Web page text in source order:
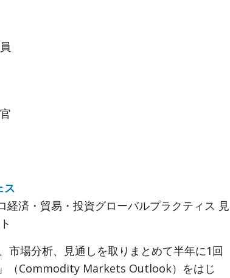
ス
経済・貿易・投資グローバルプラクティス 見
市場分析、見通しを取りまとめて半年に1回
（Commodity Markets Outlook）をはじ